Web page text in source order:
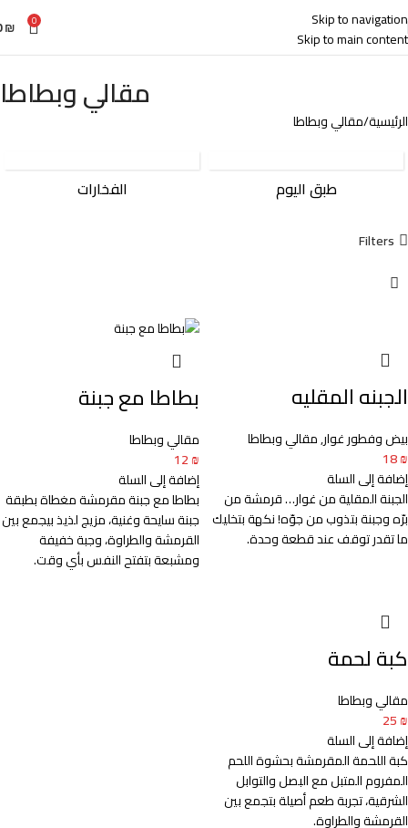
Skip to navigation
Skip to main content
0
₪
مقالي وبطاطا
الرئيسية مقالي وبطاطا
طبق اليوم الفخارات
Filters
الجبنه المقليه
بيض وفطور غوار,مقالي وبطاطا
18₪
إضافة إلى السلة
الجبنة المقلية من غوار… قرمشة من
برّه وجبنة بتذوب من جوّه! نكهة بتخليك
ما تقدر توقف عند قطعة وحدة.
بطاطا مع جبنة
مقالي وبطاطا
12₪
إضافة إلى السلة
بطاطا مع جبنة مقرمشة مغطاة بطبقة
جبنة سايحة وغنية، مزيج لذيذ بيجمع بين
القرمشة والطراوة، وجبة خفيفة
ومشبعة بتفتح النفس بأي وقت.
كبة لحمة
مقالي وبطاطا
25₪
إضافة إلى السلة
كبة اللحمة المقرمشة بحشوة اللحم
المفروم المتبل مع البصل والتوابل
الشرقية، تجربة طعم أصيلة بتجمع بين
القرمشة والطراوة.